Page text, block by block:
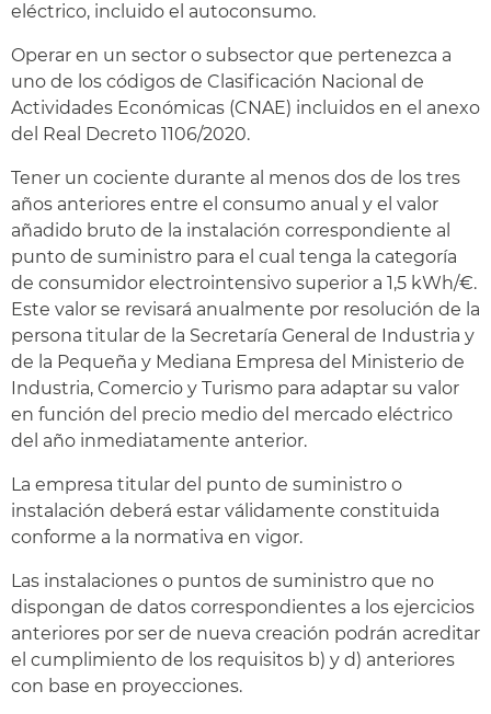
eléctrico, incluido el autoconsumo.
Operar en un sector o subsector que pertenezca a
uno de los códigos de Clasificación Nacional de
Actividades Económicas (CNAE) incluidos en el anexo
del Real Decreto 1106/2020.
Tener un cociente durante al menos dos de los tres
años anteriores entre el consumo anual y el valor
añadido bruto de la instalación correspondiente al
punto de suministro para el cual tenga la categoría
de consumidor electrointensivo superior a 1,5 kWh/€.
Este valor se revisará anualmente por resolución de la
persona titular de la Secretaría General de Industria y
de la Pequeña y Mediana Empresa del Ministerio de
Industria, Comercio y Turismo para adaptar su valor
en función del precio medio del mercado eléctrico
del año inmediatamente anterior.
La empresa titular del punto de suministro o
instalación deberá estar válidamente constituida
conforme a la normativa en vigor.
Las instalaciones o puntos de suministro que no
dispongan de datos correspondientes a los ejercicios
anteriores por ser de nueva creación podrán acreditar
el cumplimiento de los requisitos b) y d) anteriores
con base en proyecciones.